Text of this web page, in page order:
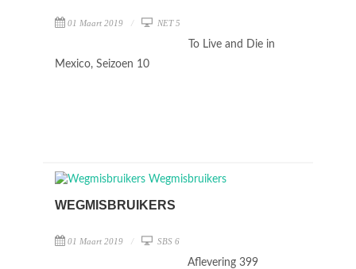
01 Maart 2019 NET 5
To Live and Die in
Mexico, Seizoen 10
WEGMISBRUIKERS
01 Maart 2019 SBS 6
Aflevering 399